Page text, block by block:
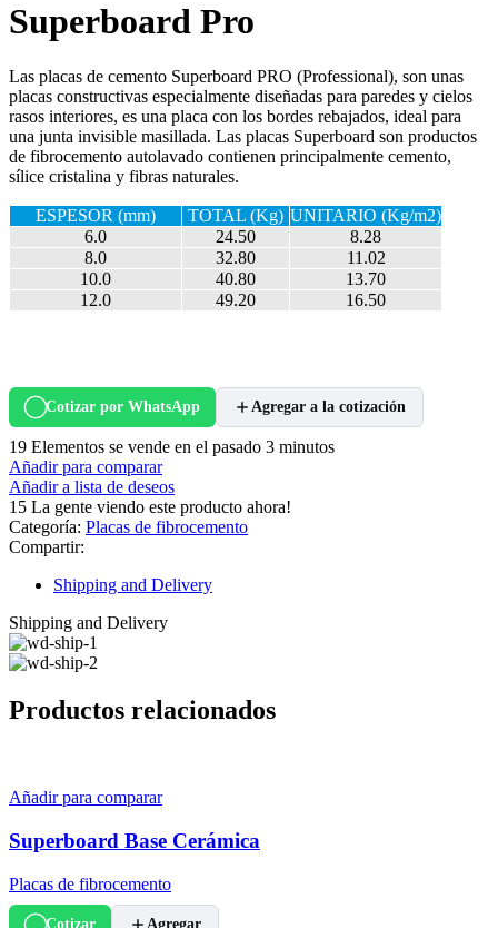
Superboard Pro
Las placas de cemento Superboard PRO (Professional), son unas
placas constructivas especialmente diseñadas para paredes y cielos
rasos interiores, es una placa con los bordes rebajados, ideal para
una junta invisible masillada. Las placas Superboard son productos
de fibrocemento autolavado contienen principalmente cemento,
sílice cristalina y fibras naturales.
ESPESOR (mm) TOTAL (Kg) UNITARIO (Kg/m2)
6.0
24.50
8.28
8.0
32.80
11.02
10.0
40.80
13.70
12.0
49.20 16.50
Cotizar por WhatsApp Agregar a la cotización
19 Elementos se vende en el pasado 3 minutos
Añadir para comparar
Añadir a lista de deseos
15 La gente viendo este producto ahora!
Categoría: Placas de fibrocemento
Compartir:
Shipping and Delivery
Shipping and Delivery
Productos relacionados
Añadir para comparar
Superboard Base Cerámica
Placas de fibrocemento
Cotizar Agregar